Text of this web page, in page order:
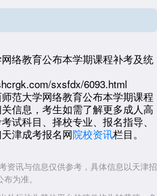
络教育公布本学期课程补考及统
sxsfdx/6093.html
范大学网络教育公布本学期课程
信息，考生如需了解更多成人高
试科目、择校专业、报名指导、
津成考报名网院校资讯栏目。
资讯与信息仅供参考，具体信息以天津招
为准。